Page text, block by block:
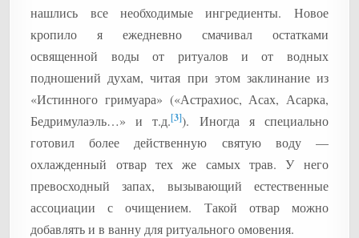
нашлись все необходимые ингредиенты. Новое
кропило я ежедневно смачивал остатками
освященной воды от ритуалов и от водных
подношений духам, читая при этом заклинание из
«Истинного гримуара» («Астрахиос, Асах, Асарка,
Бедримулаэль…» и т.д.[3]). Иногда я специально
готовил более действенную святую воду —
охлажденный отвар тех же самых трав. У него
превосходный запах, вызывающий естественные
ассоциации с очищением. Такой отвар можно
добавлять и в ванну для ритуального омовения.